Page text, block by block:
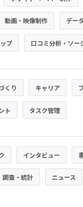
動画・映像制作 デー
プ 口コミ分析・ソー
くり キャリア
ト タスク管理
インタビュー
調査・統計 ニュース